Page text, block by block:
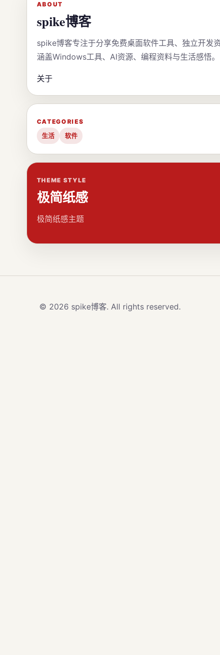
ABOUT
spike博客
spike博客专注于分享免费桌面软件工具、独立开发
涵盖Windows工具、AI资源、编程资料与生活感悟。
关于
CATEGORIES
生活
软件
THEME STYLE
极简纸感
极简纸感主题
© 2026 spike博客. All rights reserved.